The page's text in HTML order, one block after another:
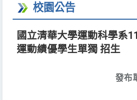
校園公告
國立清華大學運動科學系
運動績優學生單獨 招生
發布